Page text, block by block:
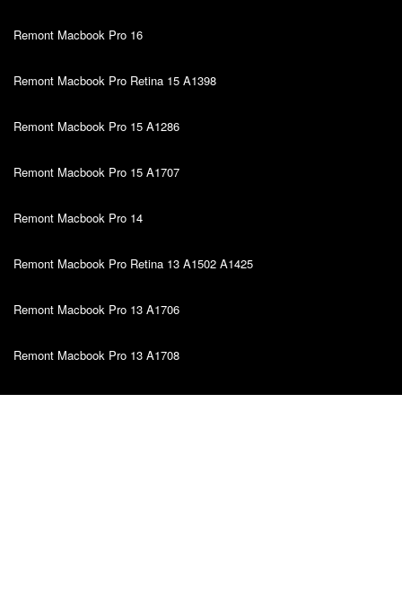
Remont Macbook Pro 16
Remont Macbook Pro Retina 15 A1398
Remont Macbook Pro 15 A1286
Remont Macbook Pro 15 A1707
Remont Macbook Pro 14
Remont Macbook Pro Retina 13 A1502 A1425
Remont Macbook Pro 13 A1706
Remont Macbook Pro 13 A1708